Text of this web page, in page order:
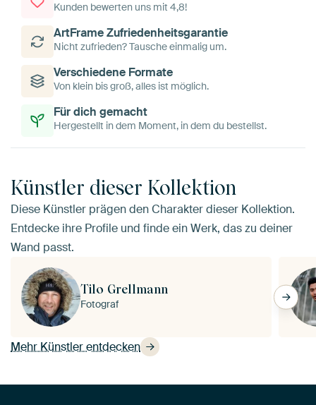
Kunden bewerten uns mit 4,8!
ArtFrame Zufriedenheitsgarantie
Nicht zufrieden? Tausche einmalig um.
Verschiedene Formate
Von klein bis groß, alles ist möglich.
Für dich gemacht
Hergestellt in dem Moment, in dem du bestellst.
Künstler dieser Kollektion
Diese Künstler prägen den Charakter dieser Kollektion.
Entdecke ihre Profile und finde ein Werk, das zu deiner
Wand passt.
Mehr Künstler entdecken
Tilo Grellmann
Fotograf